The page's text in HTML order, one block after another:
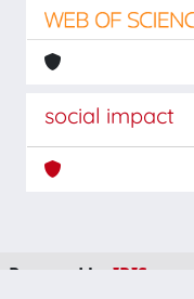
social impact
Powered by IRIS